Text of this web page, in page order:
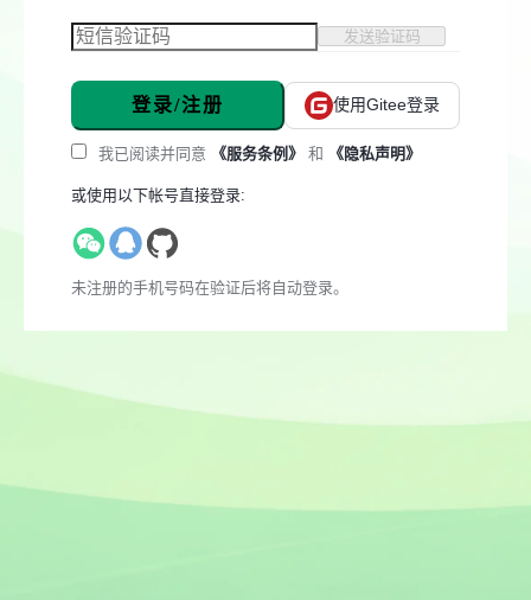
发送验证码
登录/注册 使用Gitee登录
我已阅读并同意 《服务条例》 和 《隐私声明》
或使用以下帐号直接登录:
未注册的手机号码在验证后将自动登录。